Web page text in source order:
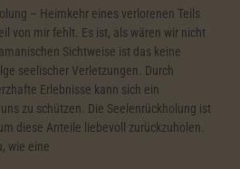
– Heimkehr eines verlorenen Teils
von mir fehlt. Es ist, als wären wir nicht
Sichtweise ist das keine
seelischer Verletzungen. Durch
Erlebnisse kann sich ein
zu schützen. Die Seelenrückholung ist
diese Anteile liebevoll zurückzuholen.
wie eine